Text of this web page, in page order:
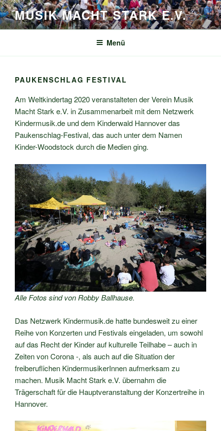
Zum
Inhalt
springen
MUSIK MACHT STARK E.V.
Menü
PAUKENSCHLAG FESTIVAL
Am Weltkindertag 2020 veranstalteten der Verein Musik
Macht Stark e.V. in Zusammenarbeit mit dem Netzwerk
Kindermusik.de und dem Kinderwald Hannover das
Paukenschlag-Festival, das auch unter dem Namen
Kinder-Woodstock durch die Medien ging.
Alle Fotos sind von Robby Ballhause.
Das Netzwerk Kindermusik.de hatte bundesweit zu einer
Reihe von Konzerten und Festivals eingeladen, um sowohl
auf das Recht der Kinder auf kulturelle Teilhabe – auch in
Zeiten von Corona -, als auch auf die Situation der
freiberuflichen KindermusikerInnen aufmerksam zu
machen. Musik Macht Stark e.V. übernahm die
Trägerschaft für die Hauptveranstaltung der Konzertreihe in
Hannover.